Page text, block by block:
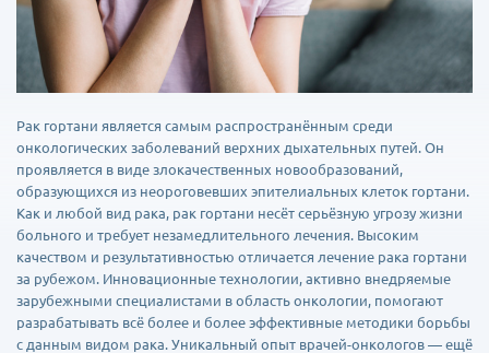
Рак гортани является самым распространённым среди
онкологических заболеваний верхних дыхательных путей. Он
проявляется в виде злокачественных новообразований,
образующихся из неороговевших эпителиальных клеток гортани.
Как и любой вид рака, рак гортани несёт серьёзную угрозу жизни
больного и требует незамедлительного лечения. Высоким
качеством и результативностью отличается лечение рака гортани
за рубежом. Инновационные технологии, активно внедряемые
зарубежными специалистами в область онкологии, помогают
разрабатывать всё более и более эффективные методики борьбы
с данным видом рака. Уникальный опыт врачей-онкологов — ещё